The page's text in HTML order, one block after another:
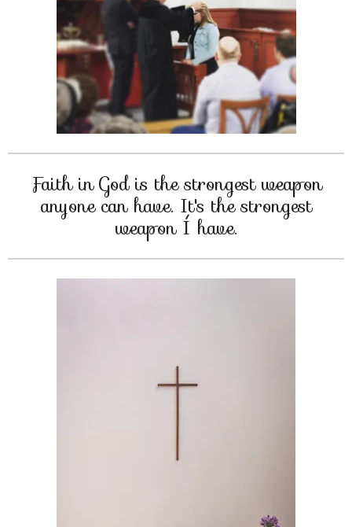
Faith in God is the strongest weapon
anyone can have. It's the strongest
weapon Í have.